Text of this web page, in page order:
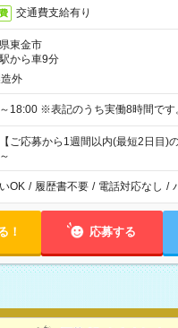
交通費支給有り
東金市
から車9分
外
9:00～18:00 ※表記のうち実働8時間です
ご応募から1週間以内(最短2日目)
OK / 履歴書不要 / 電話対応なし /
！ 応募する